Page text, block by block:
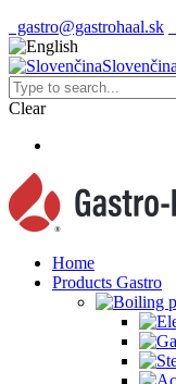
gastro@gastrohaal.sk
Slovenčina
Clear
Home
Products Gastro